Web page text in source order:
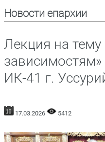
Новости епархии
Лекция на
зависимостям»
ИК-41 г.
17.03.2026 5412